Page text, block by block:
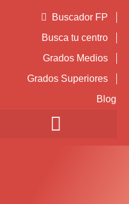
Buscador FP
Busca tu centro
Grados Medios
Grados Superiores
Blog